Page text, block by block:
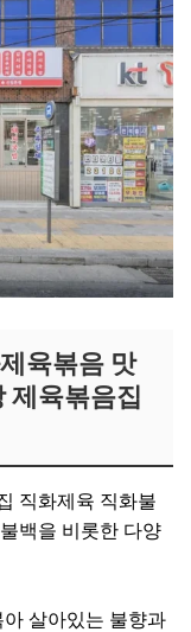
육볶음 맛
제육볶음집
직화제육 직화불
백을 비롯한 다양
살아있는 불향과